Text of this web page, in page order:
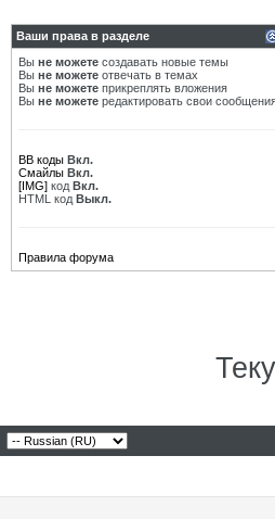
Ваши права в разделе
Вы не можете создавать новые темы
Вы не можете отвечать в темах
Вы не можете прикреплять вложения
Вы не можете редактировать свои
BB коды Вкл.
Смайлы Вкл.
[IMG] код Вкл.
HTML код Выкл.
Правила форума